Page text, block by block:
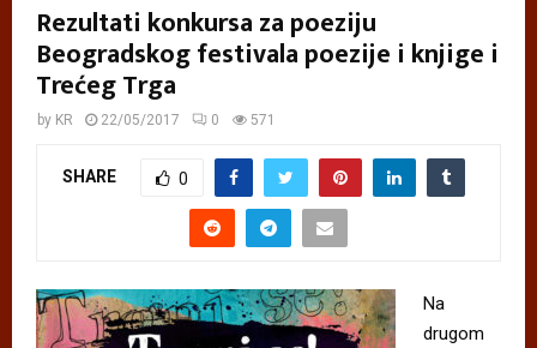
Rezultati konkursa za poeziju
Beogradskog festivala poezije i knjige i
Trećeg Trga
by KR 22/05/2017 0 571
SHARE 0
Na
drugom